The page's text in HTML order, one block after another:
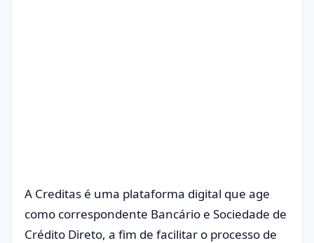
A Creditas é uma plataforma digital que age
como correspondente Bancário e Sociedade de
Crédito Direto, a fim de facilitar o processo de